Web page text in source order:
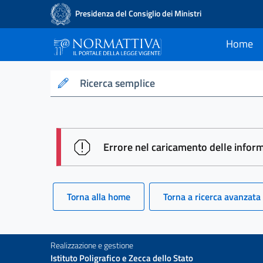
Presidenza del Consiglio dei Ministri
Normattiva - Il
Home
current
Ricerca semplice
session id: Rjih9zuxMymnZT4K-
Errore nel caricamento delle
Torna alla home Torna a ricerca avanzata
Realizzazione e gestione
Istituto Poligrafico e Zecca dello Stato